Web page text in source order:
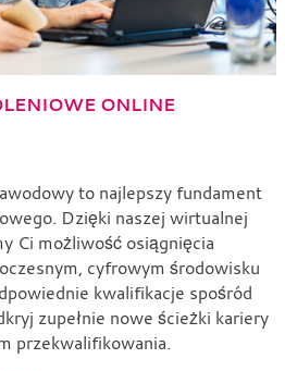
ONLINE
to najlepszy fundament
Dzięki naszej wirtualnej
Ci możliwość osiągnięcia
cyfrowym środowisku
kwalifikacje spośród
zupełnie nowe ścieżki kariery
przekwalifikowania.